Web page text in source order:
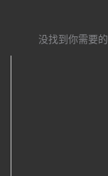
没找到你需要